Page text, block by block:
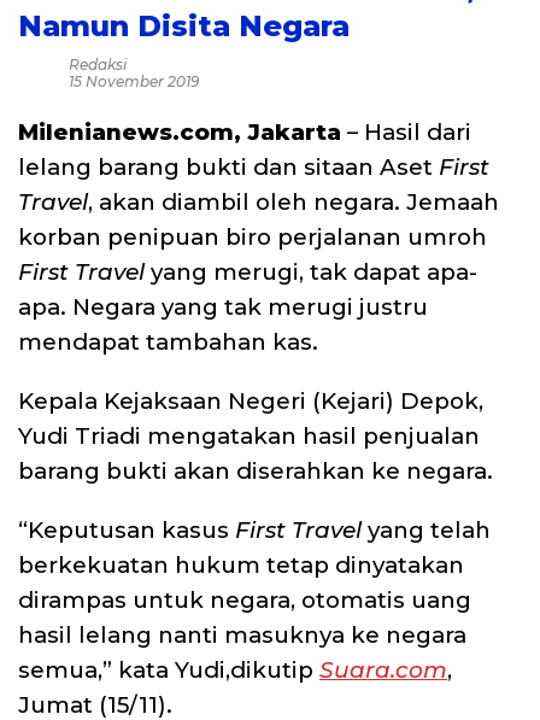
Namun Disita Negara
Redaksi
15 November 2019
Milenianews.com, Jakarta – Hasil dari
lelang barang bukti dan sitaan Aset First
Travel, akan diambil oleh negara. Jemaah
korban penipuan biro perjalanan umroh
First Travelyang merugi, tak dapat apa-
apa. Negara yang tak merugi justru
mendapat tambahan kas.
Kepala Kejaksaan Negeri (Kejari) Depok,
Yudi Triadi mengatakan hasil penjualan
barang bukti akan diserahkan ke negara.
“Keputusan kasus First Travelyang telah
berkekuatan hukum tetap dinyatakan
dirampas untuk negara, otomatis uang
hasil lelang nanti masuknya ke negara
semua,” kata Yudi,dikutip Suara.com,
Jumat (15/11).